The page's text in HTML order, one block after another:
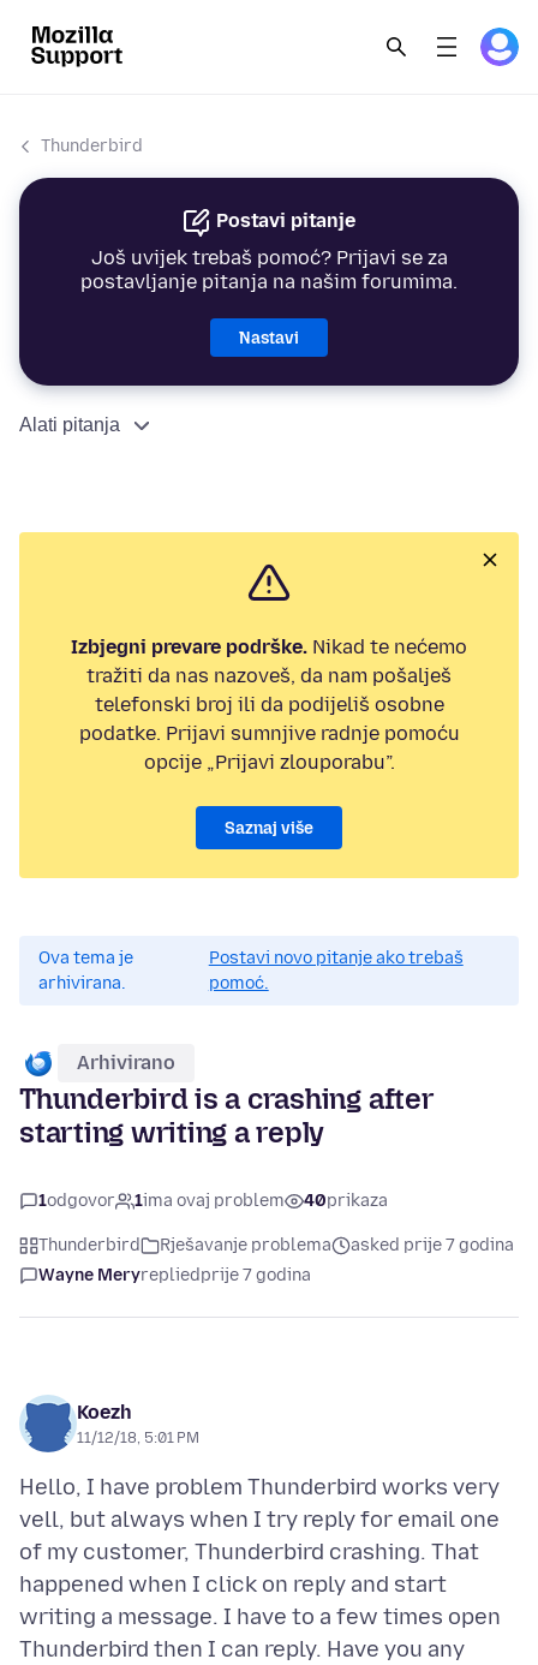
Thunderbird
Postavi pitanje
Još uvijek trebaš pomoć? Prijavi se za
postavljanje pitanja na našim forumima.
Nastavi
Alati pitanja
Izbjegni prevare podrške. Nikad te nećemo
tražiti da nas nazoveš, da nam pošalješ
telefonski broj ili da podijeliš osobne
podatke. Prijavi sumnjive radnje pomoću
opcije „Prijavi zlouporabu”.
Saznaj više
Ova tema je
arhivirana.
Postavi novo pitanje ako trebaš
pomoć.
Arhivirano
Thunderbird is a crashing after
starting writing a reply
1odgovor 1ima ovaj problem 40prikaza
Thunderbird Rješavanje problema
asked prije 7 godina
Wayne Meryrepliedprije 7 godina
Koezh
11/12/18, 5:01 PM
Hello, I have problem Thunderbird works very
vell, but always when I try reply for email one
of my customer, Thunderbird crashing. That
happened when I click on reply and start
writing a message. I have to a few times open
Thunderbird then I can reply. Have you any